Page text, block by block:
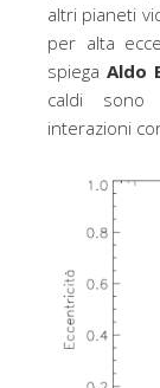
altri pianeti
per alta
spiega Aldo
caldi sono
interazioni